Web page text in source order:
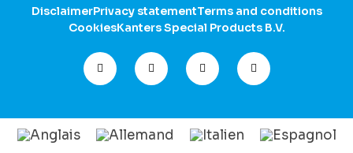
DisclaimerPrivacy statementTerms and conditions
CookiesKanters Special Products B.V.